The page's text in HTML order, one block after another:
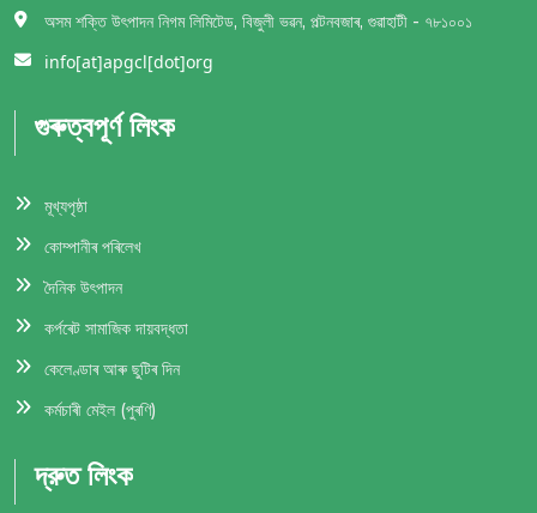
অসম শক্তি উৎপাদন নিগম লিমিটেড, বিজুলী ভৱন, পল্টনবজাৰ, গুৱাহাটী - ৭৮১০০১
info[at]apgcl[dot]org
গুৰুত্বপূর্ণ লিংক
মূখ্যপৃষ্ঠা
কোম্পানীৰ পৰিলেখ
দৈনিক উৎপাদন
কর্পৰেট সামাজিক দায়বদ্ধতা
কেলেণ্ডাৰ আৰু ছুটিৰ দিন
কর্মচাৰী মেইল (পুৰণি)
দ্রুত লিংক